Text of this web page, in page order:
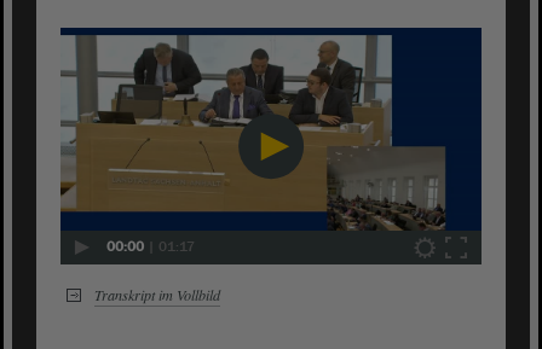
00:00 01:17
Transkript im Vollbild